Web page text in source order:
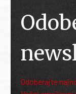
Odoberajte